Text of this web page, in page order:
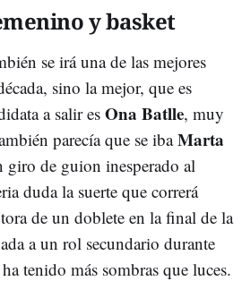
y basket
se irá una de las mejores
sino la mejor, que es
a salir es Ona Batlle, muy
parecía que se ibaMarta
giro de guion inesperado al
duda la suerte que correrá
de un doblete en la final de la
a un rol secundario durante
tenido más sombras que luces.